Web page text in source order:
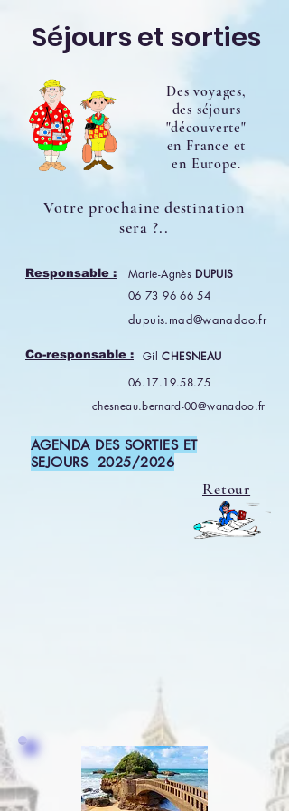
Séjours et sorties
Des voyages,
des séjours
"découverte"
en France et
en Europe.
Votre prochaine destination
sera ?..
Responsable : Marie-Agnès DUPUIS
06 73 96 66 54
dupuis.mad@wanadoo.fr
Co-responsable : GilCHESNEAU
06.17.19.58.75
chesneau.bernard-00@wanadoo.fr
AGENDA DES SORTIES ET
SEJOURS 2025/2026
Retour